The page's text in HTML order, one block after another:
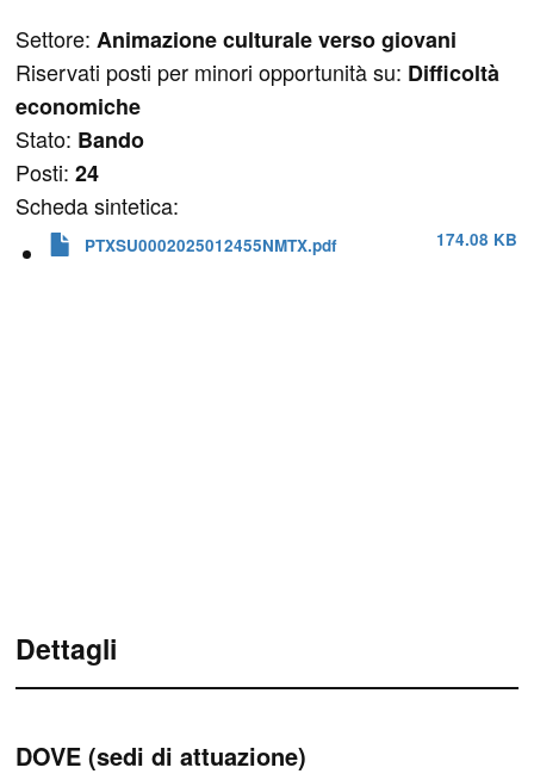
Dettagli
DOVE (sedi di attuazione)
Settore:Animazione culturale verso giovani
Riservati posti per minori opportunità su: Difficoltà
economiche
Stato: Bando
Posti:24
Scheda sintetica:
PTXSU0002025012455NMTX.pdf 174.08 KB